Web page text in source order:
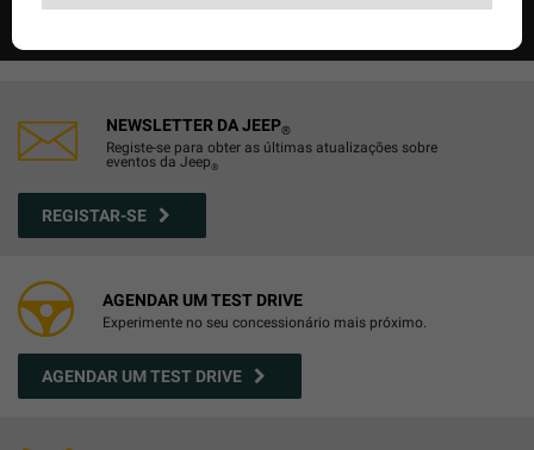
NEWSLETTER DA JEEP®
Registe-se para obter as últimas atualizações sobre
eventos da Jeep®
REGISTAR-SE
AGENDAR UM TEST DRIVE
Experimente no seu concessionário mais próximo.
AGENDAR UM TEST DRIVE